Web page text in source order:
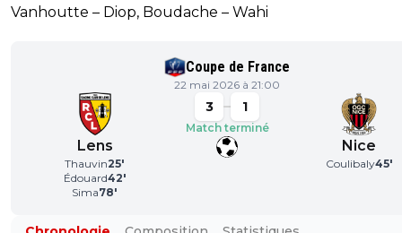
Vanhoutte – Diop, Boudache – Wahi
Coupe de France
22 mai 2026 à 21:00
Lens
Thauvin25'
Édouard42'
Sima78'
3 1
Match terminé
Nice
Coulibaly45'